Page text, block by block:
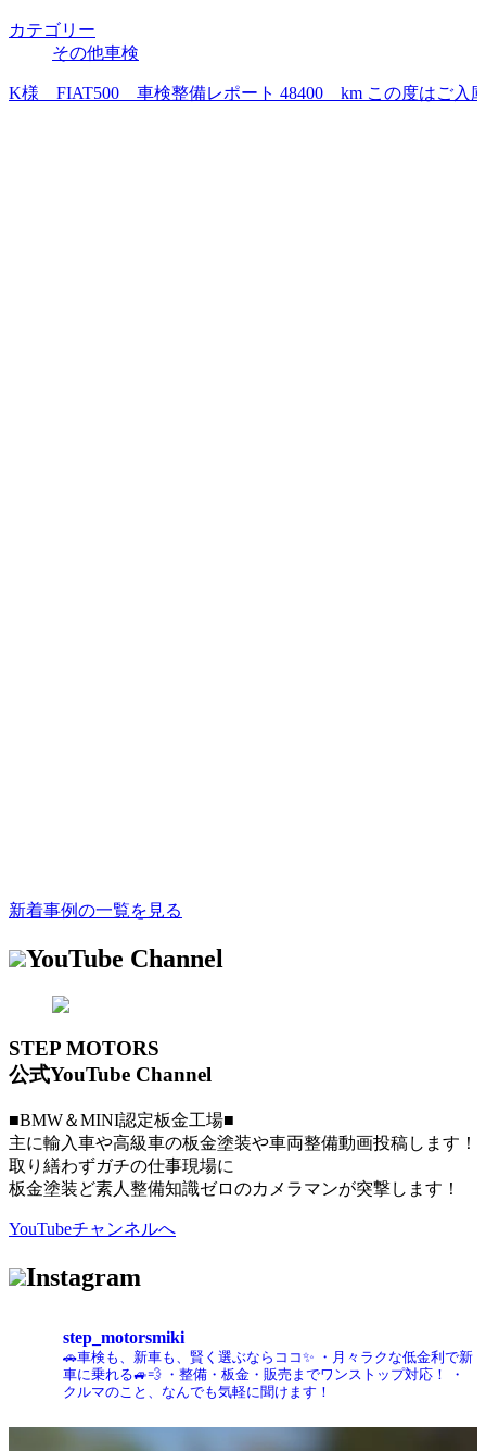
カテゴリー
その他車検
K様 FIAT500 車検整備レポート 48400 km この度はご入
新着事例の一覧を見る
YouTube Channel
STEP MOTORS
公式YouTube Channel
■BMW＆MINI認定板金工場■
主に輸入車や高級車の板金塗装や車両整備動画投稿します！
取り繕わずガチの仕事現場に
板金塗装ど素人整備知識ゼロのカメラマンが突撃します！
YouTubeチャンネルへ
Instagram
step_motorsmiki
🚗車検も、新車も、賢く選ぶならココ✨ ・月々ラクな低金利で新
車に乗れる🚙💨 ・整備・板金・販売までワンストップ対応！
・
クルマのこと、なんでも気軽に聞けます！